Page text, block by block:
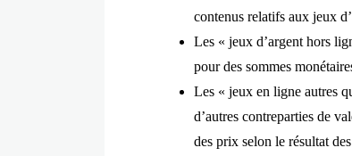
contenus relatifs aux jeux
Les « jeux d’argent hors
pour des sommes
Les « jeux en ligne autres
d’autres contreparties de
des prix selon le résultat